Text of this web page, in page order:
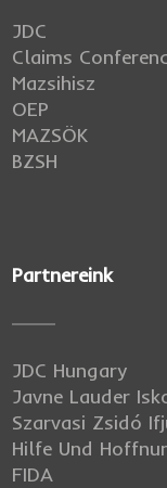
JDC
Claims
Mazsihisz
OEP
MAZSÖK
BZSH
Partnereink
JDC Hungary
Javne Lauder
Szarvasi Zsidó
Hilfe Und
FIDA